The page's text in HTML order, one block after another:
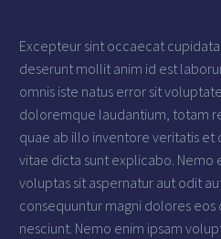
Excepteur sint occaecat
deserunt mollit anim id est
omnis iste natus error sit
doloremque laudantium, totam
quae ab illo inventore veritatis
vitae dicta sunt explicabo. Nemo
voluptas sit aspernatur aut odit
consequuntur magni dolores
nesciunt. Nemo enim ipsam